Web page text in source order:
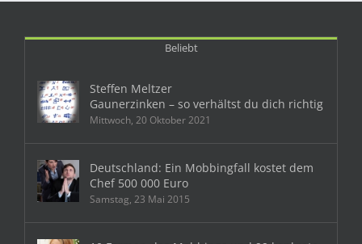
Beliebt
Steffen Meltzer
Gaunerzinken – so verhältst du dich richtig
Mittwoch, 20 Oktober 2021
Deutschland: Ein Mobbingfall kostet dem
Chef 500 000 Euro
Samstag, 23 Mai 2015